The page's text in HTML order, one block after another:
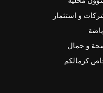
و استثمار
و جمال
كرمالكم